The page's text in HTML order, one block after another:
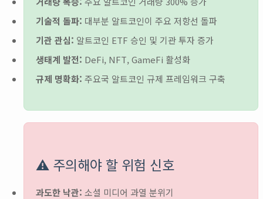
기술적 돌파: 대부분 알트코인이 주요 저항선 돌파
기관 관심: 알트코인 ETF 승인 및 기관 투자 증가
생태계 발전: DeFi, NFT, GameFi 활성화
규제 명확화: 주요국 알트코인 규제 프레임워크 구축
⚠️ 주의해야 할 위험 신호
과도한 낙관: 소셜 미디어 과열 분위기